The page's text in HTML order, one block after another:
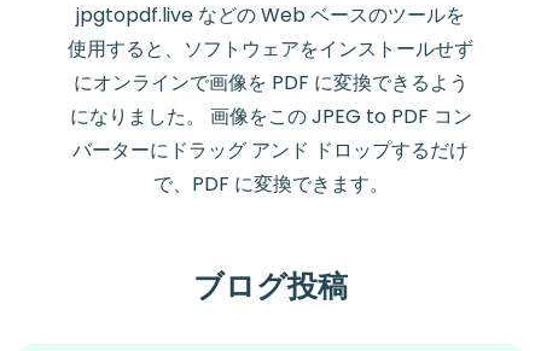
jpgtopdf.live などの Web ベースのツールを
使用すると、ソフトウェアをインストールせず
にオンラインで画像を PDF に変換できるよう
になりました。 画像をこの JPEG to PDF コン
バーターにドラッグ アンド ドロップするだけ
で、PDF に変換できます。
ブログ投稿